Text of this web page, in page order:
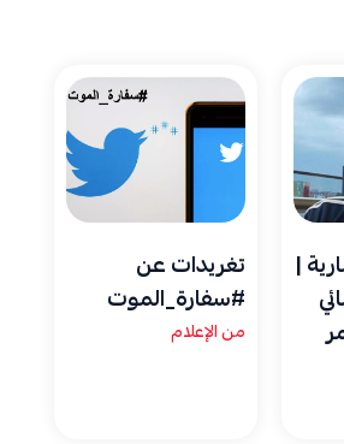
|
تغريدات عن
#سفارة_الموت
من الإعلام